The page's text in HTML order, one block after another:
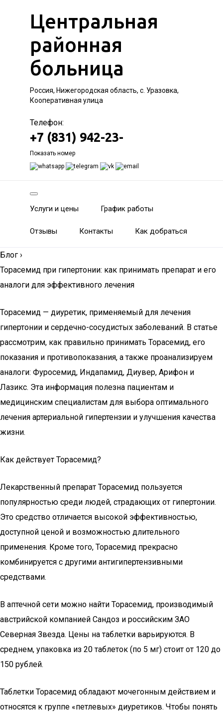
Центральная
районная
больница
Россия, Нижегородская область, с. Уразовка,
Кооперативная улица
Телефон:
+7 (831) 942-23-
Показать номер
Услуги и цены График работы
Отзывы Контакты Как добраться
Блог ›
Торасемид при гипертонии: как принимать препарат и его
аналоги для эффективного лечения
Торасемид — диуретик, применяемый для лечения
гипертонии и сердечно-сосудистых заболеваний. В статье
рассмотрим, как правильно принимать Торасемид, его
показания и противопоказания, а также проанализируем
аналоги: Фуросемид, Индапамид, Диувер, Арифон и
Лазикс. Эта информация полезна пациентам и
медицинским специалистам для выбора оптимального
лечения артериальной гипертензии и улучшения качества
жизни.
Как действует Торасемид?
Лекарственный препарат Торасемид пользуется
популярностью среди людей, страдающих от гипертонии.
Это средство отличается высокой эффективностью,
доступной ценой и возможностью длительного
применения. Кроме того, Торасемид прекрасно
комбинируется с другими антигипертензивными
средствами.
В аптечной сети можно найти Торасемид, производимый
австрийской компанией Сандоз и российским ЗАО
Северная Звезда. Цены на таблетки варьируются. В
среднем, упаковка из 20 таблеток (по 5 мг) стоит от 120 до
150 рублей.
Таблетки Торасемид обладают мочегонным действием и
относятся к группе «петлевых» диуретиков. Чтобы понять